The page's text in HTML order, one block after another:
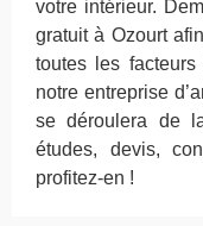
votre intérieur.
gratuit à Ozourt
toutes les
notre entreprise
se déroulera de
études, devis,
profitez-en !